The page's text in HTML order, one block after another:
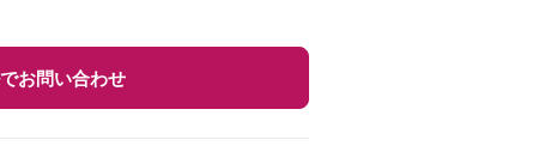
お問い合わせ